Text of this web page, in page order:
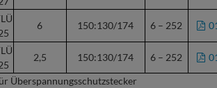
6 150:130/174 6 – 252
2,5 150:130/174 6 – 252
Überspannungsschutzstecker